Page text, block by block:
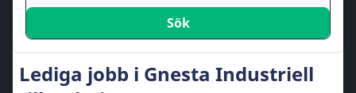
Sök
Lediga jobb i Gnesta Industriell